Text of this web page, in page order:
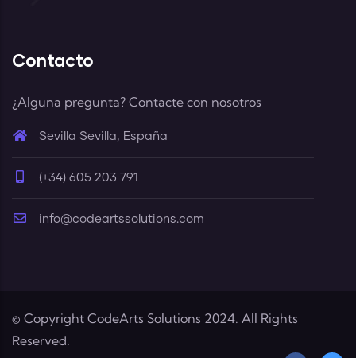
Contacto
¿Alguna pregunta? Contacte con nosotros
Sevilla Sevilla, España
(+34) 605 203 791
info@codeartssolutions.com
© Copyright CodeArts Solutions 2024. All Rights
Reserved.